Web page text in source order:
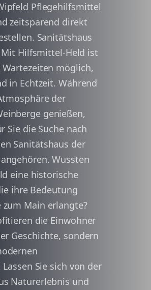
Pflegehilfsmittel
zeitsparend direkt
Sanitätshaus
Hilfsmittel-Held ist
möglich,
in Echtzeit. Während
der
genießen,
Sie die Suche nach
Sanitätshaus der
Wussten
eine historische
ihre Bedeutung
Main erlangte?
die Einwohner
Geschichte, sondern
Sie sich von der
Naturerlebnis und